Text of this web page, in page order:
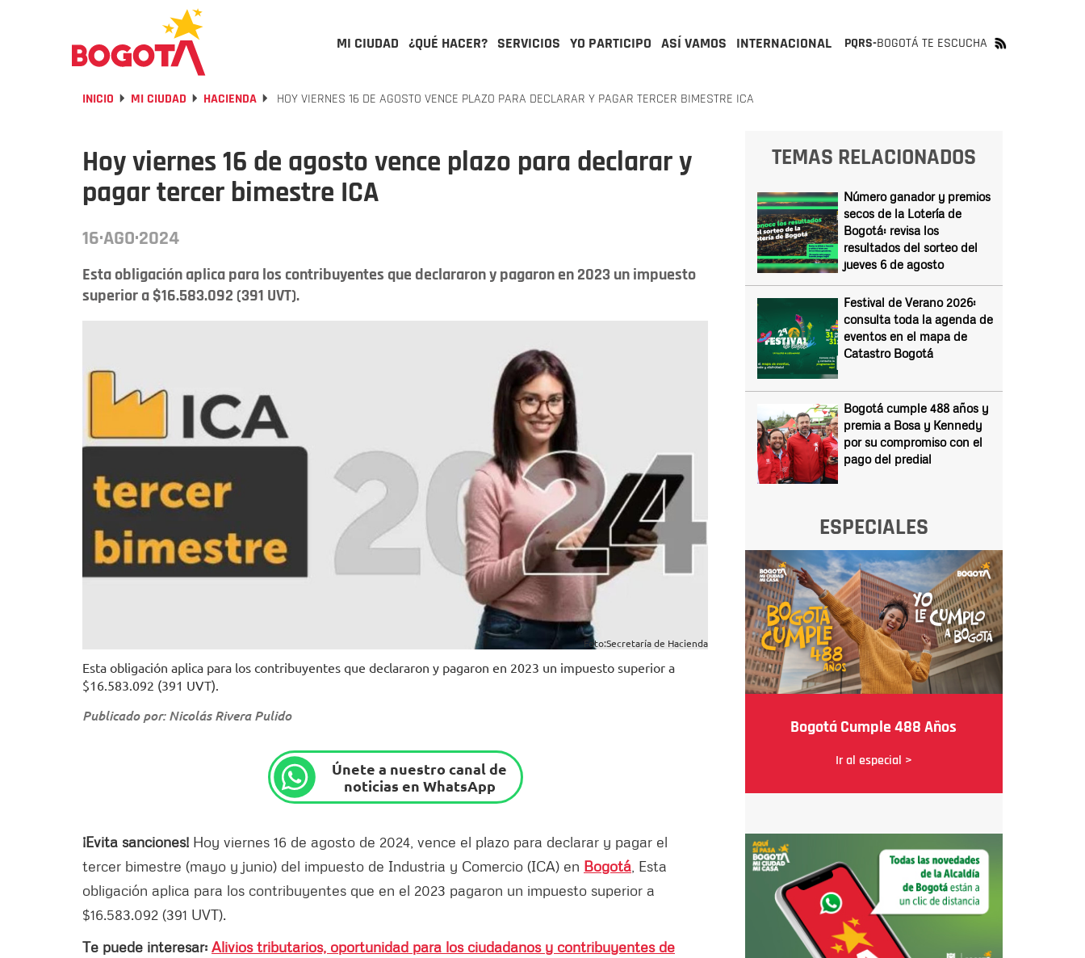
MI CIUDAD ¿QUÉ HACER? SERVICIOS YO PARTICIPO ASÍ VAMOS INTERNACIONAL PQRS-BOGOTÁ TE ESCUCHA
INICIO MI CIUDAD HACIENDA HOY VIERNES 16 DE AGOSTO VENCE PLAZO PARA DECLARAR Y PAGAR TERCER BIMESTRE ICA
Hoy viernes 16 de agosto vence plazo para declarar y
pagar tercer bimestre ICA
16·AGO·2024
Esta obligación aplica para los contribuyentes que declararon y pagaron en 2023 un impuesto
superior a $16.583.092 (391 UVT).
Foto:Secretaría de Hacienda
Esta obligación aplica para los contribuyentes que declararon y pagaron en 2023 un impuesto superior a
$16.583.092 (391 UVT).
Publicado por: Nicolás Rivera Pulido
Únete a nuestro canal de
noticias en WhatsApp
¡Evita sanciones! Hoy viernes 16 de agosto de 2024, vence el plazo para declarar y pagar el
tercer bimestre (mayo y junio) del impuesto de Industria y Comercio (ICA) en Bogotá , Esta
obligación aplica para los contribuyentes que en el 2023 pagaron un impuesto superior a
$16.583.092 (391 UVT).
Te puede interesar: Alivios tributarios, oportunidad para los ciudadanos y contribuyentes de
TEMAS RELACIONADOS
Número ganador y premios
secos de la Lotería de
Bogotá: revisa los
resultados del sorteo del
jueves 6 de agosto
Festival de Verano 2026:
consulta toda la agenda de
eventos en el mapa de
Catastro Bogotá
Bogotá cumple 488 años y
premia a Bosa y Kennedy
por su compromiso con el
pago del predial
ESPECIALES
Bogotá Cumple 488 Años
Ir al especial >